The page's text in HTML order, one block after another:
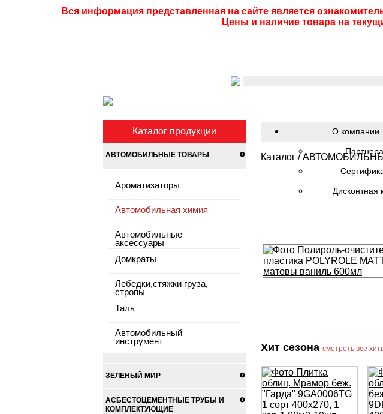
Вся информация представленная на сайте является
Цены и наличие товара на
Каталог продукции
АВТОМОБИЛЬНЫЕ ТОВАРЫ
Ароматизаторы
Автомобильная химия
Автомобильные
аксессуары
Домкраты
Лебедки,стяжки груза,
стропы
Таль
Автомобильный
инструмент
ЗЕЛЕНЫЙ МИР
АСБЕСТОЦЕМЕНТНЫЕ ТРУБЫ И
КОМПЛЕКТУЮЩИЕ
О компании
Дисконтная
Каталог /
Хит сезона смотреть все